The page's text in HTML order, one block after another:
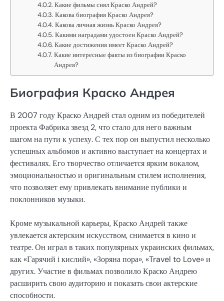
Какие фильмы снял Краско Андрей?
Какова биография Краско Андрея?
Какова личная жизнь Краско Андрея?
Какими наградами удостоен Краско Андрей?
Какие достижения имеет Краско Андрей?
Какие интересные факты из биографии Краско
Андрея?
Биография Краско Андрея
В 2007 году Краско Андрей стал одним из победителей
проекта Фабрика звезд 2, что стало для него важным
шагом на пути к успеху. С тех пор он выпустил несколько
успешных альбомов и активно выступает на концертах и
фестивалях. Его творчество отличается ярким вокалом,
эмоциональностью и оригинальным стилем исполнения,
что позволяет ему привлекать внимание публики и
поклонников музыки.
Кроме музыкальной карьеры, Краско Андрей также
увлекается актерским искусством, снимается в кино и
театре. Он играл в таких популярных украинских фильмах,
как «Гарячий і кислий», «Зоряна пора», «Travel to Love» и
других. Участие в фильмах позволило Краско Андрею
расширить свою аудиторию и показать свои актерские
способности.